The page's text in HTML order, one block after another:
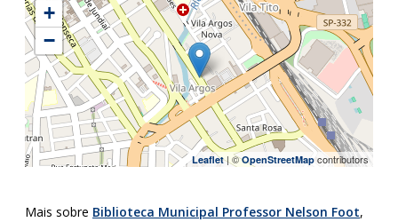
+
−
Leaflet| ©OpenStreetMapcontributors
Mais sobre Biblioteca Municipal Professor Nelson Foot,